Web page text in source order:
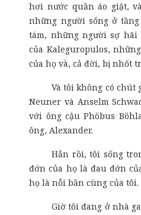
hơi nước quần áo giặt,
những người sống ở
tám, những người sợ hãi
của Kaleguropulos,
của họ và, cả đời, bị nhốt
Và tôi không có chút
Neuner và Anselm
với ông cậu Phöbus
ông, Alexander.
Hẳn rồi, tôi sống
đớn của họ là đau đớn
họ là nỗi bần cùng của tôi.
Giờ tôi đang ở nhà